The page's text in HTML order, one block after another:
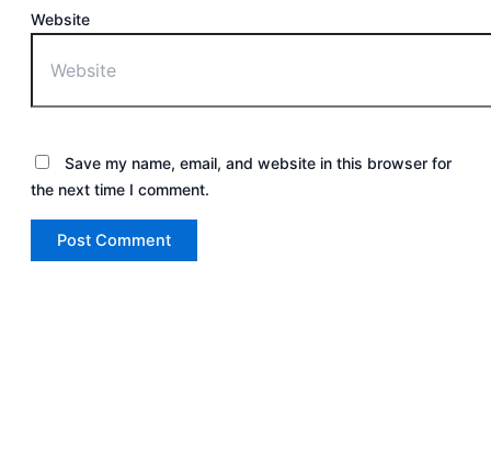
Website
Save my name, email, and website in this browser for
the next time I comment.